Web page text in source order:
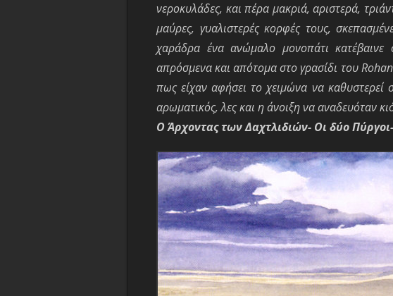
νεροκυλάδες, και πέρα μακριά, αριστερά,
μαύρες, γυαλιστερές κορφές τους,
χαράδρα ένα ανώμαλο μονοπάτι
απρόσμενα και απότομα στογρασίδι του
πως είχαν αφήσει το χειμώνα να καθυστερεί
αρωματικός, λεςκαι η άνοιξη να αναδευόταν
Ο Άρχοντας των Δαχτλιδιών- Οι δύο